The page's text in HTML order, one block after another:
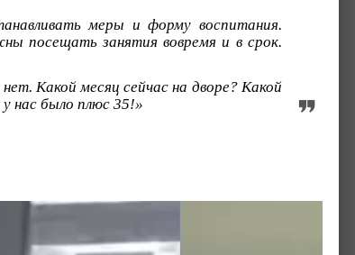
меры и форму воспитания.
посещать занятия вовремя и в срок.
Какой месяц сейчас на дворе? Какой
у нас было плюс 35!»